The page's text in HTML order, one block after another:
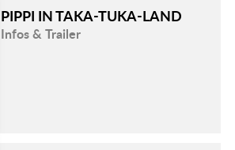
PIPPI IN TAKA-TUKA-LAND
Infos & Trailer